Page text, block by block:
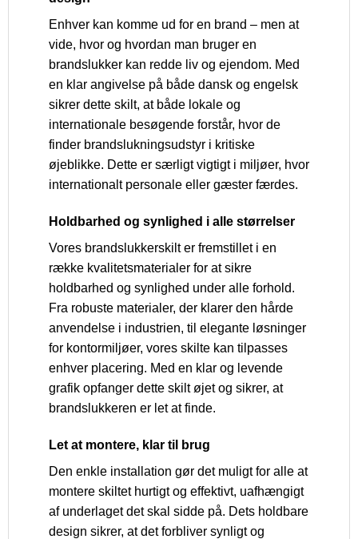
Enhver kan komme ud for en brand – men at
vide, hvor og hvordan man bruger en
brandslukker kan redde liv og ejendom. Med
en klar angivelse på både dansk og engelsk
sikrer dette skilt, at både lokale og
internationale besøgende forstår, hvor de
finder brandslukningsudstyr i kritiske
øjeblikke. Dette er særligt vigtigt i miljøer, hvor
internationalt personale eller gæster færdes.
Holdbarhed og synlighed i alle størrelser
Vores brandslukkerskilt er fremstillet i en
række kvalitetsmaterialer for at sikre
holdbarhed og synlighed under alle forhold.
Fra robuste materialer, der klarer den hårde
anvendelse i industrien, til elegante løsninger
for kontormiljøer, vores skilte kan tilpasses
enhver placering. Med en klar og levende
grafik opfanger dette skilt øjet og sikrer, at
brandslukkeren er let at finde.
Let at montere, klar til brug
Den enkle installation gør det muligt for alle at
montere skiltet hurtigt og effektivt, uafhængigt
af underlaget det skal sidde på. Dets holdbare
design sikrer, at det forbliver synligt og